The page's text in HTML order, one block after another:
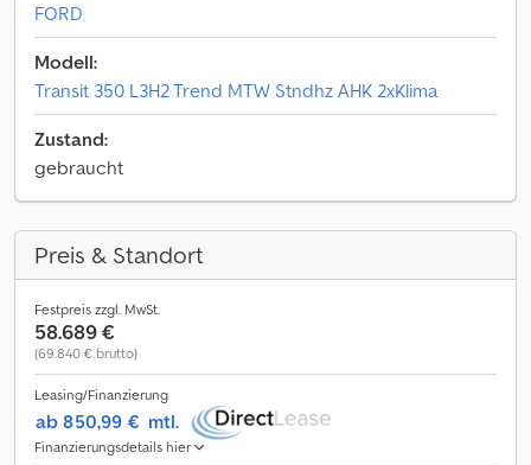
FORD
Modell:
Transit 350 L3H2 Trend MTW Stndhz AHK 2xKlima
Zustand:
gebraucht
Preis & Standort
Festpreis zzgl. MwSt.
58.689 €
(69.840 € brutto)
Leasing/Finanzierung
ab 850,99 € mtl.
Finanzierungsdetails hier